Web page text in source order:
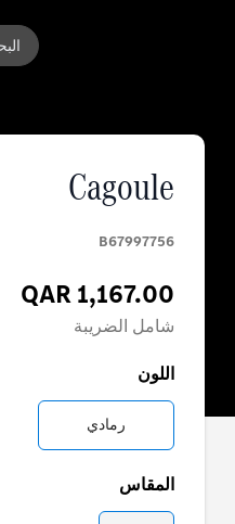
Cagoule
B67997756
QAR 1,167.00
شامل الضريبة
اللون
رمادي
المقاس